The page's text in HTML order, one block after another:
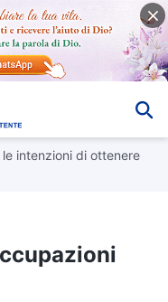
le intenzioni di ottenere